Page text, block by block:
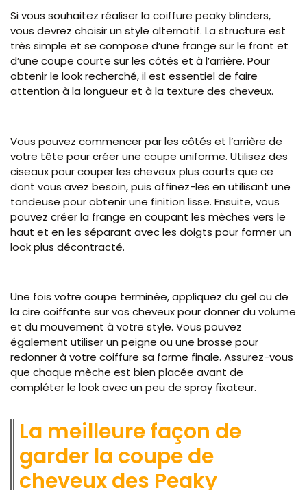
Si vous souhaitez réaliser la coiffure peaky blinders,
vous devrez choisir un style alternatif. La structure est
très simple et se compose d’une frange sur le front et
d’une coupe courte sur les côtés et à l’arrière. Pour
obtenir le look recherché, il est essentiel de faire
attention à la longueur et à la texture des cheveux.
Vous pouvez commencer par les côtés et l’arrière de
votre tête pour créer une coupe uniforme. Utilisez des
ciseaux pour couper les cheveux plus courts que ce
dont vous avez besoin, puis affinez-les en utilisant une
tondeuse pour obtenir une finition lisse. Ensuite, vous
pouvez créer la frange en coupant les mèches vers le
haut et en les séparant avec les doigts pour former un
look plus décontracté.
Une fois votre coupe terminée, appliquez du gel ou de
la cire coiffante sur vos cheveux pour donner du volume
et du mouvement à votre style. Vous pouvez
également utiliser un peigne ou une brosse pour
redonner à votre coiffure sa forme finale. Assurez-vous
que chaque mèche est bien placée avant de
compléter le look avec un peu de spray fixateur.
La meilleure façon de
garder la coupe de
cheveux des Peaky